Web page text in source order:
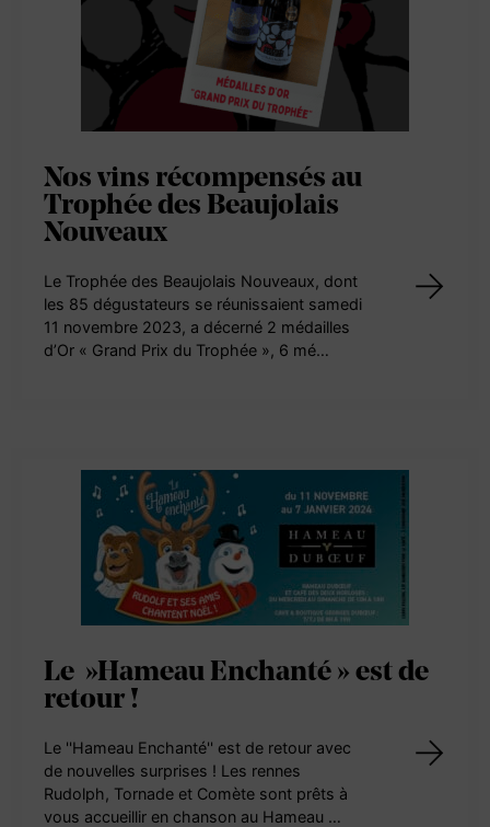
Nos vins récompensés au
Trophée des Beaujolais
Nouveaux
Le Trophée des Beaujolais Nouveaux, dont
les 85 dégustateurs se réunissaient samedi
11 novembre 2023, a décerné 2 médailles
d’Or « Grand Prix du Trophée », 6 mé…
Le »Hameau Enchanté » est de
retour !
Le ''Hameau Enchanté'' est de retour avec
de nouvelles surprises ! Les rennes
Rudolph, Tornade et Comète sont prêts à
vous accueillir en chanson au Hameau …